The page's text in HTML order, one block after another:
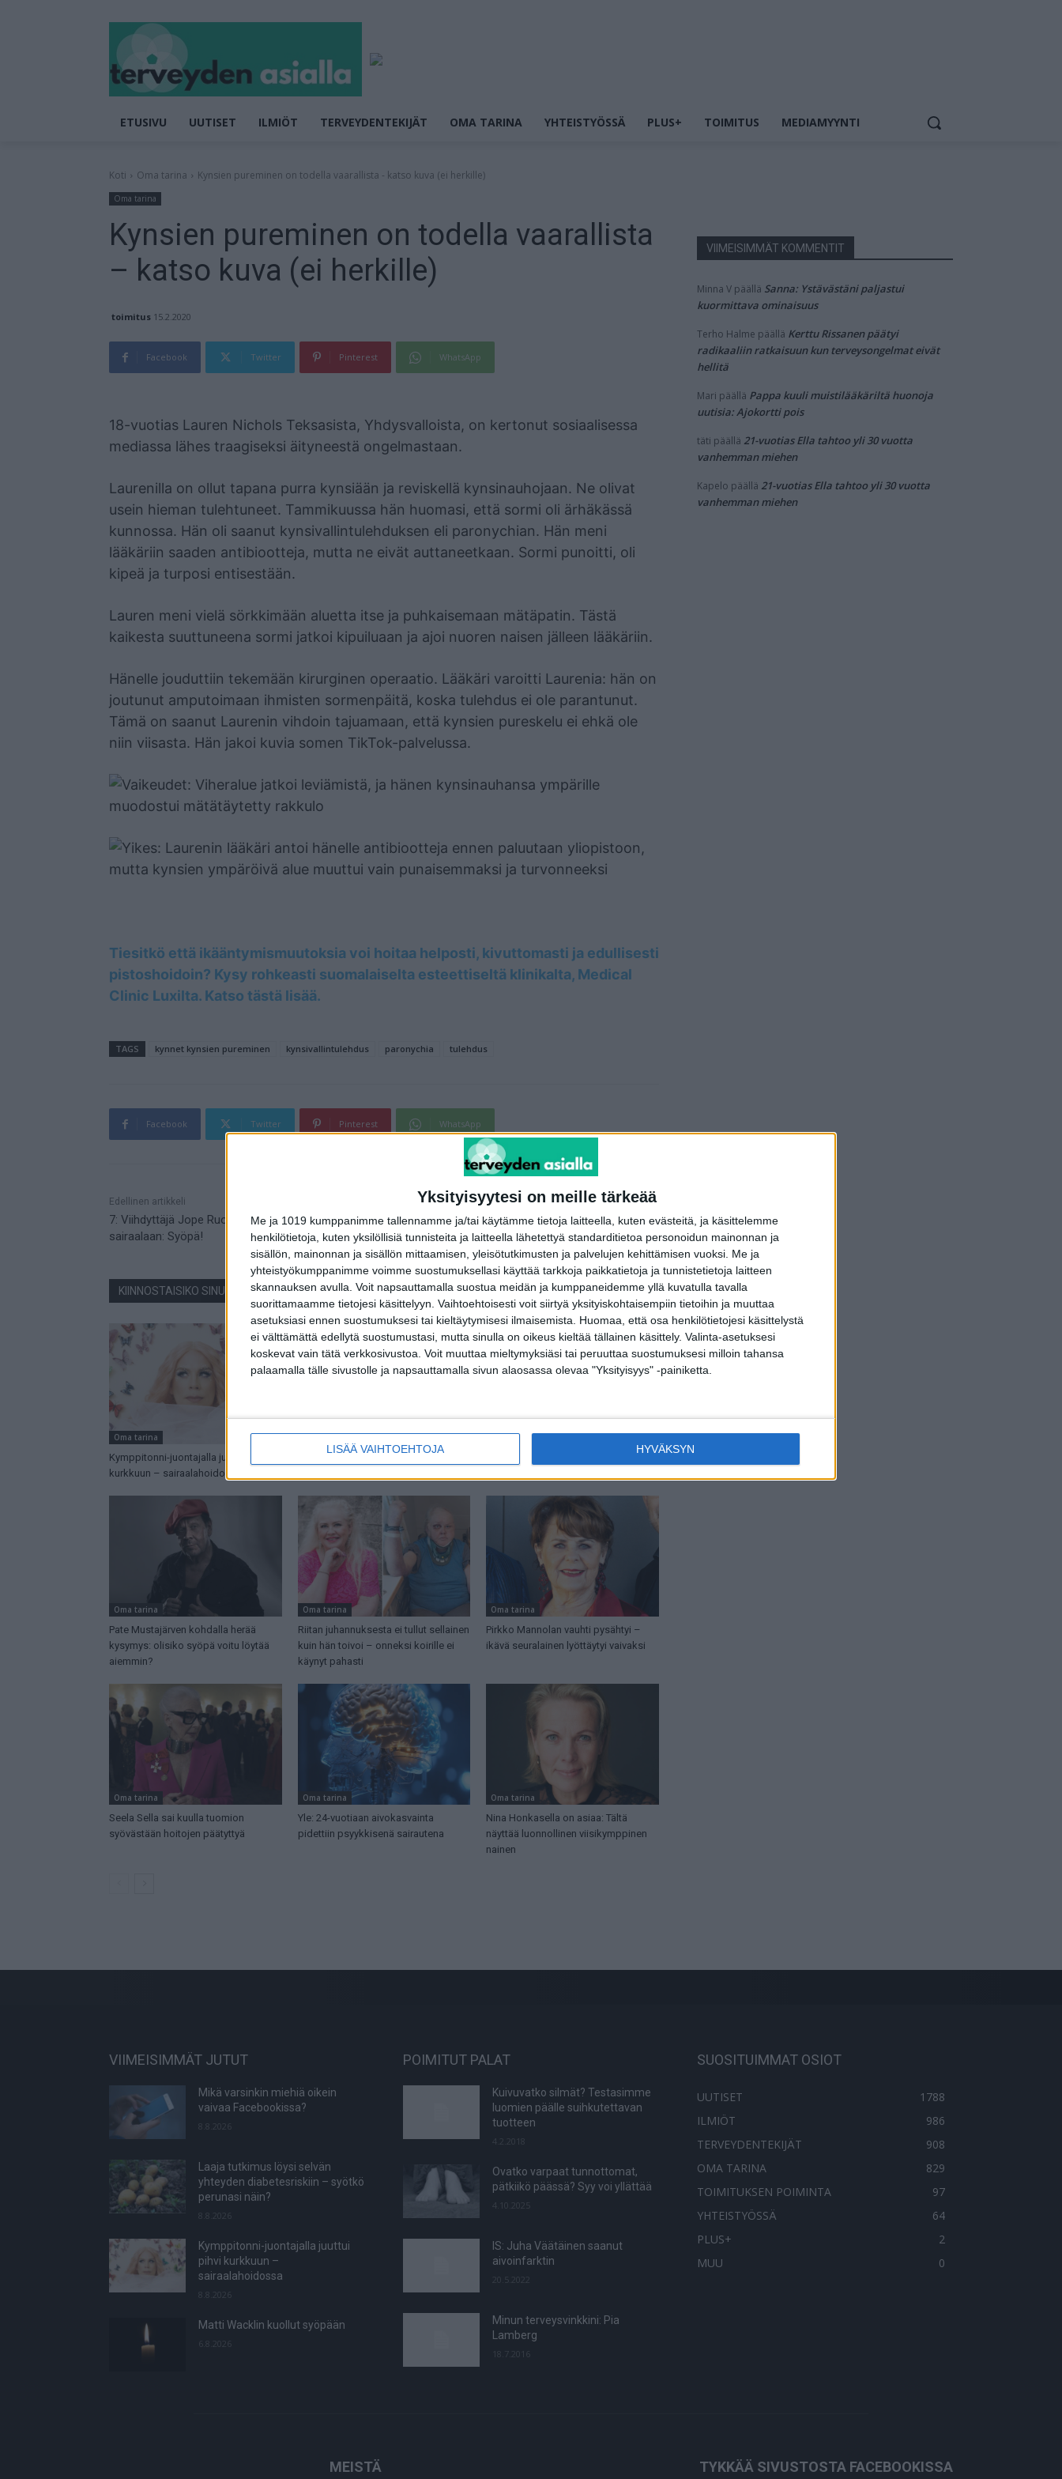
Yksityisyytesi on meille tärkeää
Me ja 1019 kumppanimme tallennamme ja/tai käytämme tietoja laitteella, kuten evästeitä, ja käsittelemme
henkilötietoja, kuten yksilöllisiä tunnisteita ja laitteella lähetettyä standarditietoa personoidun mainonnan ja
sisällön, mainonnan ja sisällön mittaamisen, yleisötutkimusten ja palvelujen kehittämisen vuoksi. Me ja
yhteistyökumppanimme voimme suostumuksellasi käyttää tarkkoja paikkatietoja ja tunnistetietoja laitteen
skannauksen avulla. Voit napsauttamalla suostua meidän ja kumppaneidemme yllä kuvatulla tavalla
suorittamaamme tietojesi käsittelyyn. Vaihtoehtoisesti voit siirtyä yksityiskohtaisempiin tietoihin ja muuttaa
asetuksiasi ennen suostumuksesi tai kieltäytymisesi ilmaisemista.
Huomaa, että osa henkilötietojesi käsittelystä
ei välttämättä edellytä suostumustasi, mutta sinulla on oikeus kieltää tällainen käsittely. Valinta-asetuksesi
koskevat vain tätä verkkosivustoa. Voit muuttaa mieltymyksiäsi tai peruuttaa suostumuksesi milloin tahansa
palaamalla tälle sivustolle ja napsauttamalla sivun alaosassa olevaa "Yksityisyys" -painiketta.
LISÄÄ VAIHTOEHTOJA HYVÄKSYN
ETUSIVU UUTISET ILMIÖT TERVEYDENTEKIJÄT OMA TARINA YHTEISTYÖSSÄ PLUS+ TOIMITUS MEDIAMYYNTI
Koti Oma tarina Kynsien pureminen on todella vaarallista - katso kuva (ei herkille)
Oma tarina
Kynsien pureminen on todella vaarallista
– katso kuva (ei herkille)
toimitus 15.2.2020
Facebook Twitter Pinterest WhatsApp
18-vuotias Lauren Nichols Teksasista, Yhdysvalloista, on kertonut sosiaalisessa
mediassa lähes traagiseksi äityneestä ongelmastaan.
Laurenilla on ollut tapana purra kynsiään ja reviskellä kynsinauhojaan. Ne olivat
usein hieman tulehtuneet. Tammikuussa hän huomasi, että sormi oli ärhäkässä
kunnossa. Hän oli saanut kynsivallintulehduksen eli paronychian. Hän meni
lääkäriin saaden antibiootteja, mutta ne eivät auttaneetkaan. Sormi punoitti, oli
kipeä ja turposi entisestään.
Lauren meni vielä sörkkimään aluetta itse ja puhkaisemaan mätäpatin. Tästä
kaikesta suuttuneena sormi jatkoi kipuiluaan ja ajoi nuoren naisen jälleen lääkäriin.
Hänelle jouduttiin tekemään kirurginen operaatio. Lääkäri varoitti Laurenia: hän on
joutunut amputoimaan ihmisten sormenpäitä, koska tulehdus ei ole parantunut.
Tämä on saanut Laurenin vihdoin tajuamaan, että kynsien pureskelu ei ehkä ole
niin viisasta. Hän jakoi kuvia somen TikTok-palvelussa.
Tiesitkö että ikääntymismuutoksia voi hoitaa helposti, kivuttomasti ja edullisesti
pistoshoidoin? Kysy rohkeasti suomalaiselta esteettiseltä klinikalta, Medical
Clinic Luxilta. Katso tästä lisää.
TAGS kynnet kynsien pureminen kynsivallintulehdus paronychia tulehdus
Facebook Twitter Pinterest WhatsApp
Mainos
Edellinen artikkeli
7: Viihdyttäjä Jope Ruonansuu huonovointisena
sairaalaan: Syöpä!
Seuraava artikkeli
Heidin vinkeillä kevättalveen: Saa ihosi
kukoistamaan!
KIINNOSTAISIKO SINUA NÄMÄ JUTUT?
Oma tarina
Kymppitonni-juontajalla juuttui pihvi
kurkkuun – sairaalahoidossa
Oma tarina Oma tarina
Oma tarina
Pate Mustajärven kohdalla herää
kysymys: olisiko syöpä voitu löytää
aiemmin?
Oma tarina
Riitan juhannuksesta ei tullut sellainen
kuin hän toivoi – onneksi koirille ei
käynyt pahasti
Oma tarina
Pirkko Mannolan vauhti pysähtyi –
ikävä seuralainen lyöttäytyi vaivaksi
Oma tarina
Seela Sella sai kuulla tuomion
syövästään hoitojen päätyttyä
Oma tarina
Yle: 24-vuotiaan aivokasvainta
pidettiin psyykkisenä sairautena
Oma tarina
Nina Honkasella on asiaa: Tältä
näyttää luonnollinen viisikymppinen
nainen
VIIMEISIMMÄT KOMMENTIT
Minna V päällä Sanna: Ystävästäni paljastui
kuormittava ominaisuus
Terho Halme päällä Kerttu Rissanen päätyi
radikaaliin ratkaisuun kun terveysongelmat eivät
hellitä
Mari päällä Pappa kuuli muistilääkäriltä huonoja
uutisia: Ajokortti pois
täti päällä 21-vuotias Ella tahtoo yli 30 vuotta
vanhemman miehen
Kapelo päällä 21-vuotias Ella tahtoo yli 30 vuotta
vanhemman miehen
VIIMEISIMMÄT JUTUT
Mikä varsinkin miehiä oikein
vaivaa Facebookissa?
8.8.2026
Laaja tutkimus löysi selvän
yhteyden diabetesriskiin – syötkö
perunasi näin?
8.8.2026
Kymppitonni-juontajalla juuttui
pihvi kurkkuun –
sairaalahoidossa
8.8.2026
Matti Wacklin kuollut syöpään
6.8.2026
POIMITUT PALAT
Kuivuvatko silmät? Testasimme
luomien päälle suihkutettavan
tuotteen
4.2.2018
Ovatko varpaat tunnottomat,
pätkiikö päässä? Syy voi yllättää
4.10.2025
IS: Juha Väätäinen saanut
aivoinfarktin
20.5.2022
Minun terveysvinkkini: Pia
Lamberg
18.7.2016
SUOSITUIMMAT OSIOT
UUTISET
1788
ILMIÖT
986
TERVEYDENTEKIJÄT
908
OMA TARINA
829
TOIMITUKSEN POIMINTA
97
YHTEISTYÖSSÄ
64
PLUS+
2
MUU
0
MEISTÄ TYKKÄÄ SIVUSTOSTA FACEBOOKISSA